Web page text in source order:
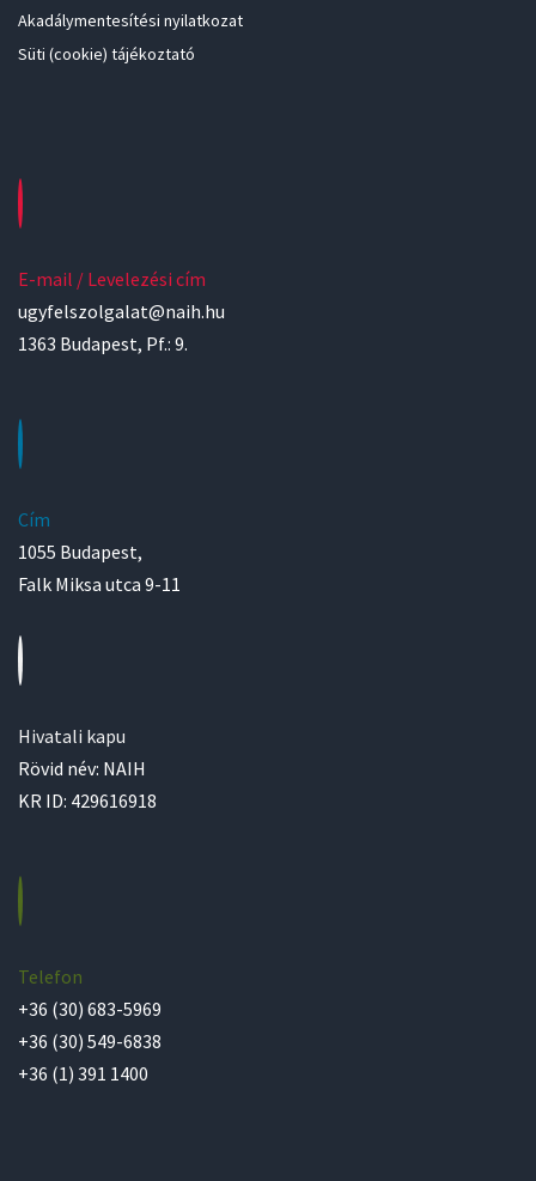
Akadálymentesítési nyilatkozat
Süti (cookie) tájékoztató
E-mail / Levelezési cím
ugyfelszolgalat@naih.hu
1363 Budapest, Pf.: 9.
Cím
1055 Budapest,
Falk Miksa utca 9-11
Hivatali kapu
Rövid név: NAIH
KR ID: 429616918
Telefon
+36 (30) 683-5969
+36 (30) 549-6838
+36 (1) 391 1400